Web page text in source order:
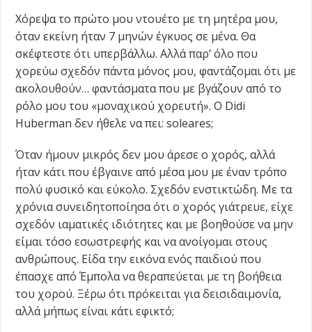
Χόρεψα το πρώτο μου ντουέτο με τη μητέρα μου,
όταν εκείνη ήταν 7 μηνών έγκυος σε μένα. Θα
σκέφτεστε ότι υπερβάλλω. Αλλά παρ’ όλο που
χορεύω σχεδόν πάντα μόνος μου, φαντάζομαι ότι με
ακολουθούν… φαντάσματα που με βγάζουν από το
ρόλο μου του «μοναχικού χορευτή». Ο Didi
Huberman δεν ήθελε να πει: soleares;
Όταν ήμουν μικρός δεν μου άρεσε ο χορός, αλλά
ήταν κάτι που έβγαινε από μέσα μου με έναν τρόπο
πολύ φυσικό και εύκολο. Σχεδόν ενστικτώδη. Με τα
χρόνια συνειδητοποίησα ότι ο χορός γιάτρευε, είχε
σχεδόν ιαματικές ιδιότητες και με βοηθούσε να μην
είμαι τόσο εσωστρεφής και να ανοίγομαι στους
ανθρώπους. Είδα την εικόνα ενός παιδιού που
έπασχε από Έμπολα να θεραπεύεται με τη βοήθεια
του χορού. Ξέρω ότι πρόκειται για δεισιδαιμονία,
αλλά μήπως είναι κάτι εφικτό;